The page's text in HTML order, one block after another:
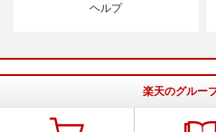
ヘルプ
楽天のグルー